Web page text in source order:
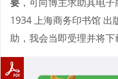
1934 上海商务印书馆 出
助，我会当即受理并将下